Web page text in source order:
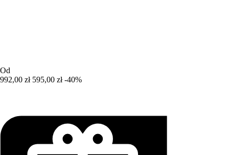
Od
992,00 zł 595,00 zł -40%